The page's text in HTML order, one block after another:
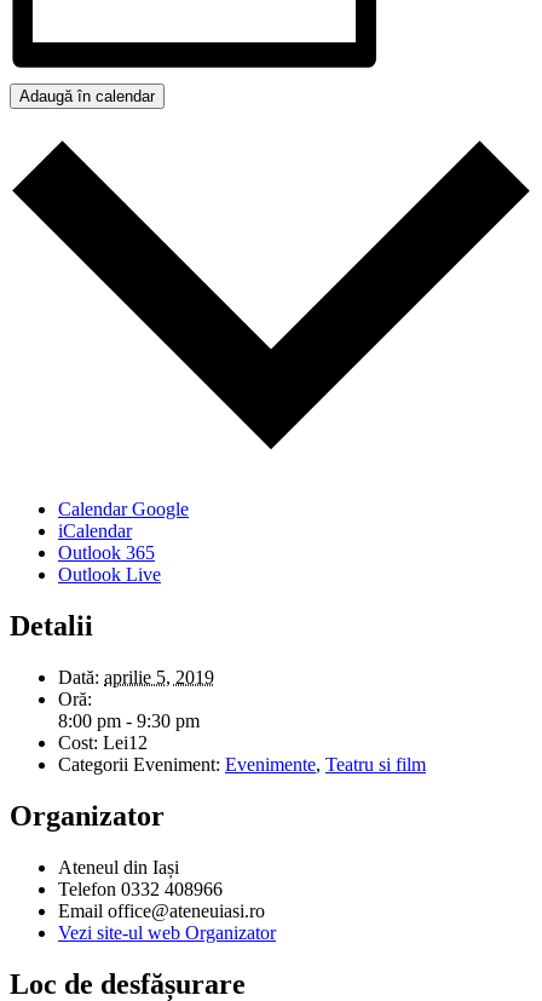
Adaugă în calendar
Calendar Google
iCalendar
Outlook 365
Outlook Live
Detalii
Dată: aprilie 5, 2019
Oră:
8:00 pm - 9:30 pm
Cost: Lei12
Categorii Eveniment: Evenimente, Teatru si film
Organizator
Ateneul din Iași
Telefon 0332 408966
Email office@ateneuiasi.ro
Vezi site-ul web Organizator
Loc de desfășurare